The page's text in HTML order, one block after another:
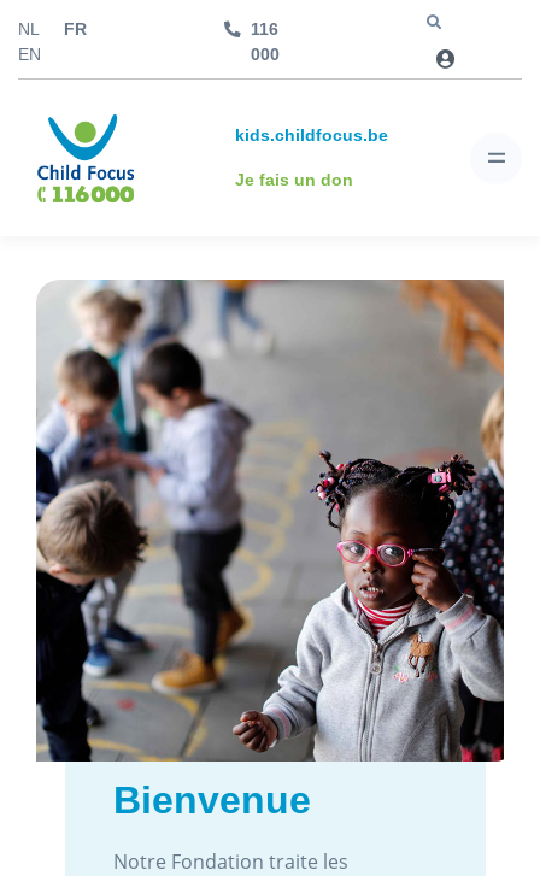
NL
FR
EN
116
000
kids.childfocus.be
Je fais un don
Bienvenue
Notre Fondation traite les